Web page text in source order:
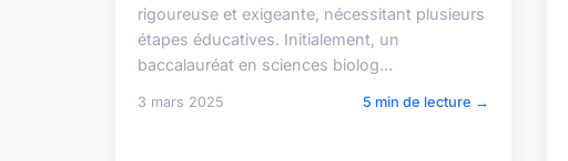
rigoureuse et exigeante, nécessitant plusieurs
étapes éducatives. Initialement, un
baccalauréat en sciences biolog...
3 mars 2025 5 min de lecture →